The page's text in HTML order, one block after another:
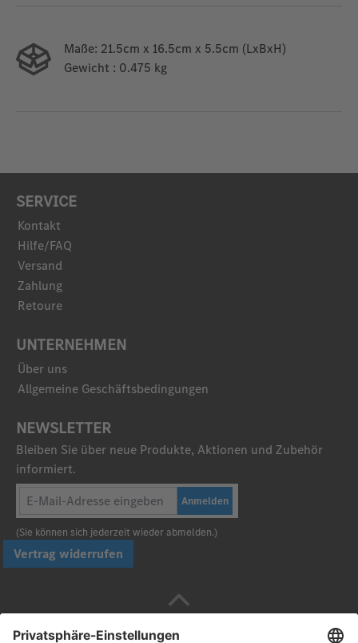
Maße: 21.5cm x 16.5cm x 5.5cm (LxBxH)
Gewicht : 0.475 kg
SERVICE
Kontakt
Hilfe/FAQ
Versand
Zahlung
Retoure
UNTERNEHMEN
Über uns
Allgemeine Geschäftsbedingungen
NEWSLETTER
Bleiben Sie über neue Produkte, Aktionen und Zubehör
informiert.
Anmelden
(Sie können sich jederzeit wieder abmelden.)
Vertrag widerrufen